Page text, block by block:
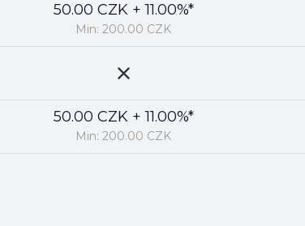
50.00 CZK + 11.00%*
Min: 200.00 CZK
50.00 CZK + 11.00%*
Min: 200.00 CZK